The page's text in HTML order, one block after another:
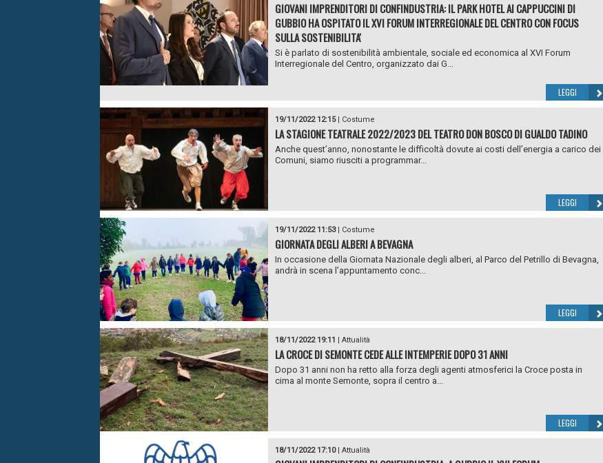
GIOVANI IMPRENDITORI DI CONFINDUSTRIA: IL PARK HOTEL AI CAPPUCCINI DI
GUBBIO HA OSPITATO IL XVI FORUM INTERREGIONALE DEL CENTRO CON FOCUS
SULLA SOSTENIBILITA'
Si è parlato di sostenibilità ambientale, sociale ed economica al XVI Forum
Interregionale del Centro, organizzato dai G...
LEGGI
19/11/2022 12:15| Costume
LA STAGIONE TEATRALE 2022/2023 DEL TEATRO DON BOSCO DI GUALDO TADINO
Anche quest’anno, nonostante le difficoltà dovute ai costi dell’energia a carico dei
Comuni, siamo riusciti a programmar...
LEGGI
19/11/2022 11:53| Costume
GIORNATA DEGLI ALBERI A BEVAGNA
In occasione della Giornata Nazionale degli alberi, al Parco del Petrillo di Bevagna,
andrà in scena l’appuntamento conc...
LEGGI
18/11/2022 19:11 Attualità
LA CROCE DI SEMONTE CEDE ALLE INTEMPERIE DOPO 31 ANNI
Dopo 31 anni non ha retto alla forza degli agenti atmosferici la Croce posta in
cima al monte Semonte, sopra il centro a...
LEGGI
18/11/2022 17:10| Attualità